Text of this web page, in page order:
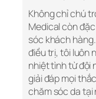
Không chỉ chú
Medical còn
sóc khách
điều trị, tôi luôn
nhiệt tình từ đội
giải đáp mọi
chăm sóc da tại